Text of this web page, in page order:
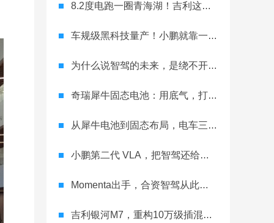
8.2度电跑一圈青海湖！吉利这波电驱技术有点狠
车规级黑科技量产！小鹏就靠一块玻璃，直接拉开旗舰差距？
为什么说智驾的未来，是绕不开的物理 AI？
奇瑞犀牛固态电池：用底气，打破续航焦虑
从犀牛电池到固态布局，电车三大焦虑被奇瑞化解？
小鹏第二代 VLA，把智驾还给普通人
Momenta出手，合资智驾从此领跑？
吉利银河M7，重构10万级插混价值